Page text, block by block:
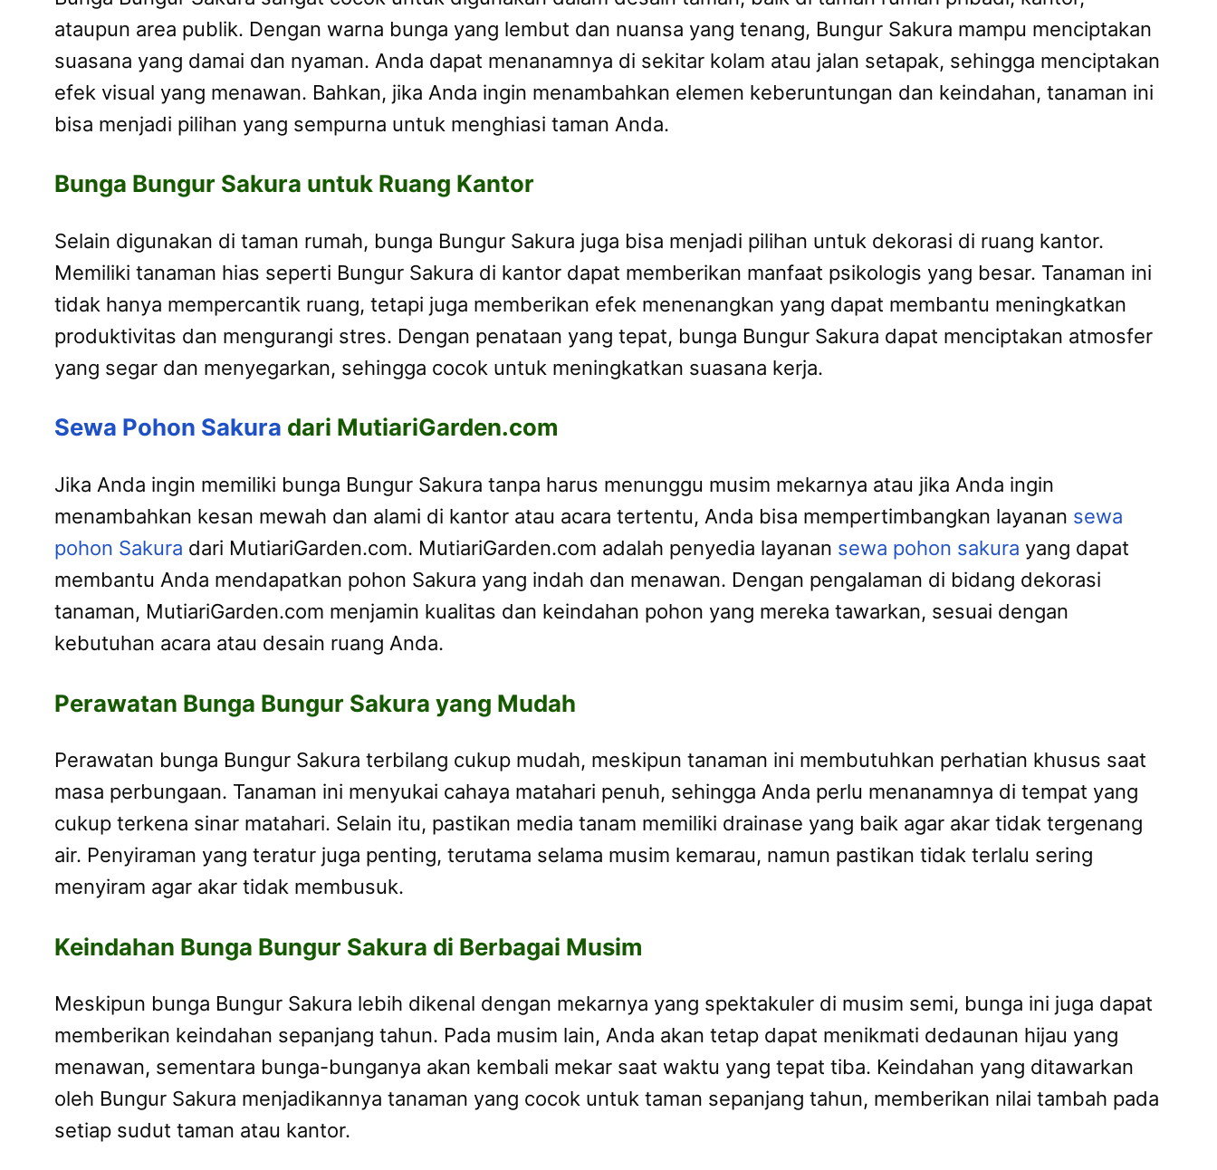
ataupun area publik. Dengan warna bunga yang lembut dan nuansa yang tenang, Bungur Sakura mampu menciptakan
suasana yang damai dan nyaman. Anda dapat menanamnya di sekitar kolam atau jalan setapak, sehingga menciptakan
efek visual yang menawan. Bahkan, jika Anda ingin menambahkan elemen keberuntungan dan keindahan, tanaman ini
bisa menjadi pilihan yang sempurna untuk menghiasi taman Anda.
Bunga Bungur Sakura untuk Ruang Kantor
Selain digunakan di taman rumah, bunga Bungur Sakura juga bisa menjadi pilihan untuk dekorasi di ruang kantor.
Memiliki tanaman hias seperti Bungur Sakura di kantor dapat memberikan manfaat psikologis yang besar. Tanaman ini
tidak hanya mempercantik ruang, tetapi juga memberikan efek menenangkan yang dapat membantu meningkatkan
produktivitas dan mengurangi stres. Dengan penataan yang tepat, bunga Bungur Sakura dapat menciptakan atmosfer
yang segar dan menyegarkan, sehingga cocok untuk meningkatkan suasana kerja.
Sewa Pohon Sakura dari MutiariGarden.com
Jika Anda ingin memiliki bunga Bungur Sakura tanpa harus menunggu musim mekarnya atau jika Anda ingin
menambahkan kesan mewah dan alami di kantor atau acara tertentu, Anda bisa mempertimbangkan layanan sewa
pohon Sakura dari MutiariGarden.com. MutiariGarden.com adalah penyedia layanan sewa pohon sakura yang dapat
membantu Anda mendapatkan pohon Sakura yang indah dan menawan. Dengan pengalaman di bidang dekorasi
tanaman, MutiariGarden.com menjamin kualitas dan keindahan pohon yang mereka tawarkan, sesuai dengan
kebutuhan acara atau desain ruang Anda.
Perawatan Bunga Bungur Sakura yang Mudah
Perawatan bunga Bungur Sakura terbilang cukup mudah, meskipun tanaman ini membutuhkan perhatian khusus saat
masa perbungaan. Tanaman ini menyukai cahaya matahari penuh, sehingga Anda perlu menanamnya di tempat yang
cukup terkena sinar matahari. Selain itu, pastikan media tanam memiliki drainase yang baik agar akar tidak tergenang
air. Penyiraman yang teratur juga penting, terutama selama musim kemarau, namun pastikan tidak terlalu sering
menyiram agar akar tidak membusuk.
Keindahan Bunga Bungur Sakura di Berbagai Musim
Meskipun bunga Bungur Sakura lebih dikenal dengan mekarnya yang spektakuler di musim semi, bunga ini juga dapat
memberikan keindahan sepanjang tahun. Pada musim lain, Anda akan tetap dapat menikmati dedaunan hijau yang
menawan, sementara bunga-bunganya akan kembali mekar saat waktu yang tepat tiba. Keindahan yang ditawarkan
oleh Bungur Sakura menjadikannya tanaman yang cocok untuk taman sepanjang tahun, memberikan nilai tambah pada
setiap sudut taman atau kantor.